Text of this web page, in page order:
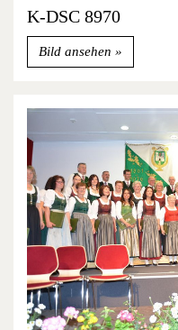
K-DSC 8970
Bild ansehen